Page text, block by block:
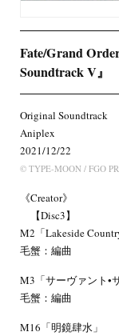
Fate/Grand
Soundtrack V』
Original Soundtrack
Aniplex
2021/12/22
© TYPE-MOON / FGO
《Creator》
【Disc3】
M2「Lakeside
毛蟹：編曲
M3「サーヴァント•
毛蟹：編曲
M16「明鏡肆水」